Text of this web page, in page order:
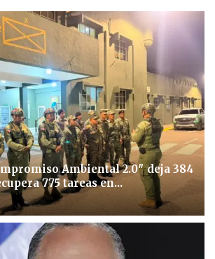
Ambiental 2.0″ deja 384
775 tareas en...